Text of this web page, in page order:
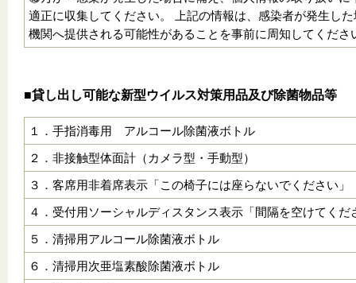
適正に収集してください。 上記の情報は、感染者が発生し
機関へ提供される可能性があることを事前に周知してくださ
■貸し出し可能な新型ウイルス対策用品及び除菌物品等
１．手指消毒用 アルコール除菌液ボトル
２．非接触型体面計（カメラ型・手動型）
３．客席用非着席表示「この椅子には座らないでください」
４．受付用ソーシャルディスタンス表示「間隔を空けてくだ
５．清掃用アルコール除菌液ボトル
６．清掃用次亜塩素酸除菌液ボトル